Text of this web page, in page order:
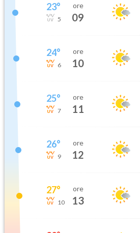
23°
5
ore
09
24°
6
ore
10
25°
7
ore
11
26°
9
ore
12
27°
10
ore
13